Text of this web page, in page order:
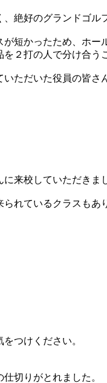
絶好のグランドゴル
短かったため、ホ
２打の人で分け合う
ただいた役員の皆さ
来校していただきま
れているクラスもあ
つけください。
切りがとれました。